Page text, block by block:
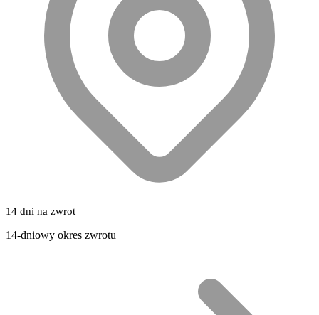
14 dni na zwrot
14-dniowy okres zwrotu